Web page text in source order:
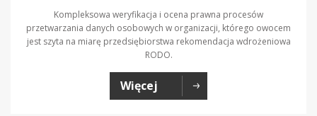
Kompleksowa weryfikacja i ocena prawna procesów
przetwarzania danych osobowych w organizacji, którego owocem
jest szyta na miarę przedsiębiorstwa rekomendacja wdrożeniowa
RODO.
Więcej